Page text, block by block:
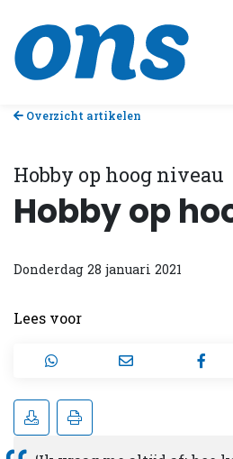
Overzicht artikelen
Hobby op hoog niveau
Hobby op
Donderdag 28 januari 2021
Lees voor